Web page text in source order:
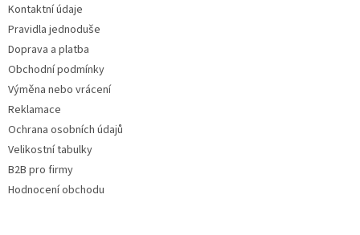
Kontaktní údaje
Pravidla jednoduše
Doprava a platba
Obchodní podmínky
Výměna nebo vrácení
Reklamace
Ochrana osobních údajů
Velikostní tabulky
B2B pro firmy
Hodnocení obchodu